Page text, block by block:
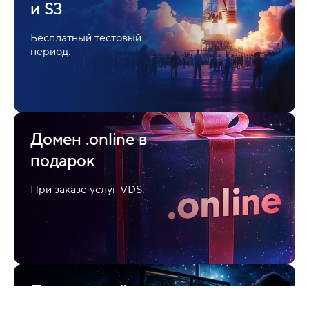
До 3 доменов в
подарок
Скидки для ваших
рефералов
15% на услуги хостинга
и S3
Бесплатный тестовый
период.
Домен .online в
подарок
При заказе услуг VDS.
Перенос сайтов на